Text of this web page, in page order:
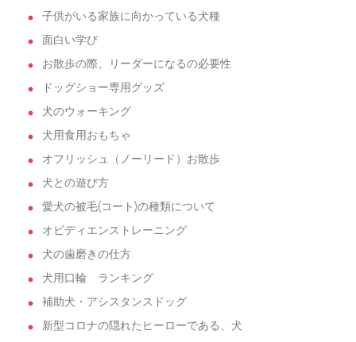
子供がいる家族に向かっている犬種
面白い学び
お散歩の際、リーダーになるの必要性
ドッグショー専用グッズ
犬のウォーキング
犬用食用おもちゃ
オフリッシュ（ノーリード）お散歩
犬との遊び方
愛犬の被毛(コート)の種類について
オビディエンストレーニング
犬の歯磨きの仕方
犬用口輪 ランキング
補助犬・アシスタンスドッグ
新型コロナの隠れたヒーローである、犬